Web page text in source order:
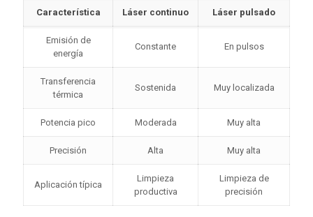
Característica Láser continuo Láser pulsado
Emisión de
energía
Constante En pulsos
Transferencia
térmica
Sostenida Muy localizada
Potencia pico Moderada Muy alta
Precisión Alta Muy alta
Aplicación típica
Limpieza
productiva
Limpieza de
precisión